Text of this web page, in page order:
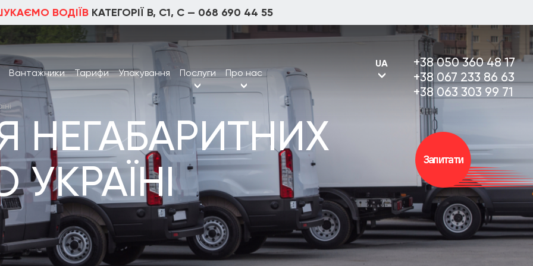
ВОДІЇВ КАТЕГОРІЇ В, С1, С — 068 690 44 55
Вантажники Тарифи Упакування Послуги Про нас
UA
+38 050 360 48 17
+38 067 233 86 63
+38 063 303 99 71
Запитати
НЕГАБАРИТНИХ